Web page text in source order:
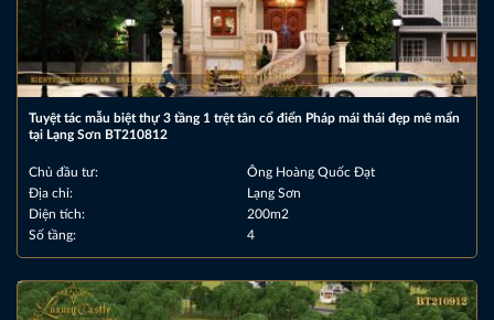
Tuyệt tác mẫu biệt thự 3 tầng 1 trệt tân cổ điển Pháp mái thái đẹp mê mẩn
tại Lạng Sơn BT210812
Chủ đầu tư:
Ông Hoàng Quốc Đạt
Địa chỉ:
Lạng Sơn
Diện tích:
200m2
Số tầng:
4